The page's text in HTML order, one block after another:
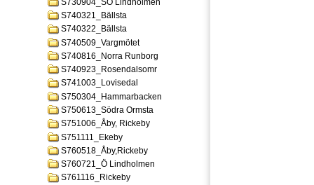
S740321_Bällsta
S740322_Bällsta
S740509_Vargmötet
S740816_Norra Runborg
S740923_Rosendalsomr
S741003_Lovisedal
S750304_Hammarbacken
S750613_Södra Ormsta
S751006_Åby, Rickeby
S751111_Ekeby
S760518_Åby,Rickeby
S760721_Ö Lindholmen
S761116_Rickeby